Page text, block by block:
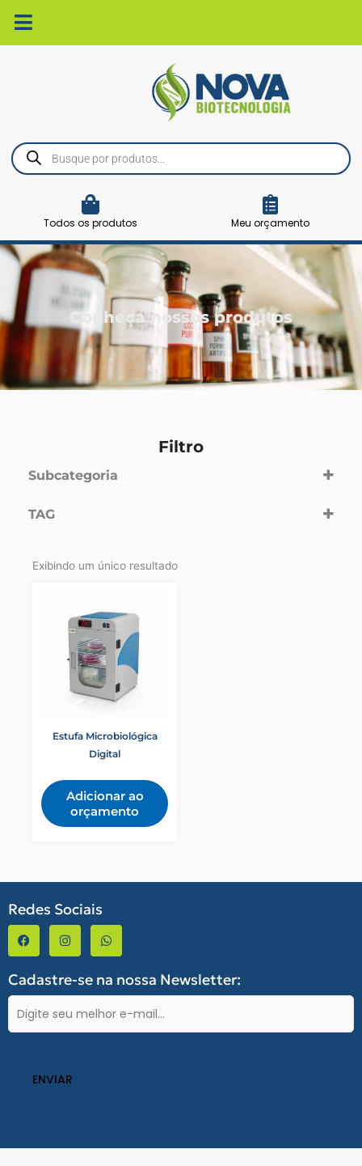
para
o
Pesquisar
produtos
Todos os produtos Meu orçamento
Conheça nossos produtos
Filtro
Subcategoria
TAG
Exibindo um único resultado
Estufa Microbiológica
Digital
Adicionar ao
orçamento
Redes Sociais
F
a
c
e
o
o
k
-
f
I
n
s
t
g
r
m
W
h
a
t
a
p
Cadastre-se na nossa Newsletter:
E-
mail